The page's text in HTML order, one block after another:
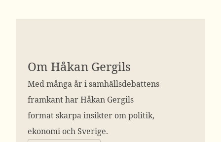
Om Håkan Gergils
Med många år i samhällsdebattens
framkant har Håkan Gergils
format skarpa insikter om politik,
ekonomi och Sverige.